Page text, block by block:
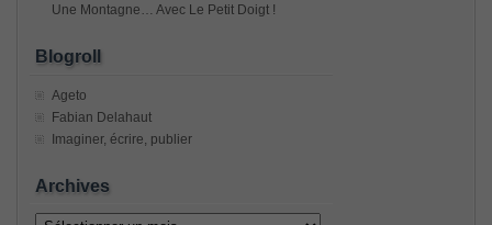
Une Montagne… Avec Le Petit Doigt !
Blogroll
Ageto
Fabian Delahaut
Imaginer, écrire, publier
Archives
Archives